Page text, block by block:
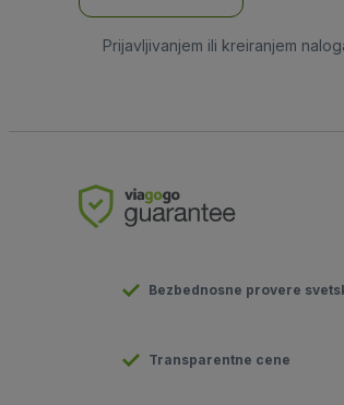
Prijavljivanjem ili kreiranjem
Bezbednosne provere
Transparentne cene